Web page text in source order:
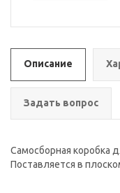
Описание
Задать вопрос
Самосборная коробка
Поставляется в